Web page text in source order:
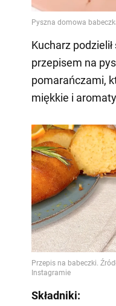
Kucharz podzielił
przepisem na
pomarańczami,
miękkie i
Składniki: